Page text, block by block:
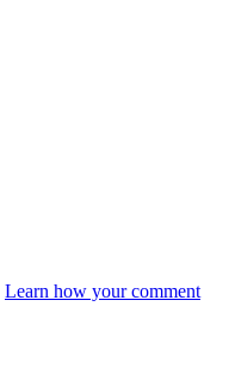
Learn how your comment